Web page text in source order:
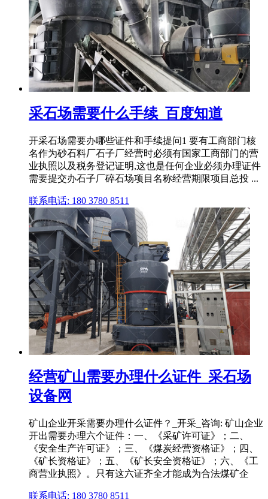
采石场需要什么手续_百度知道
开采石场需要办哪些证件和手续提问1 要有工商部门核
名作为砂石料厂石子厂经营时必须有国家工商部门的营
业执照以及税务登记证明,这也是任何企业必须办理证件
需要提交办石子厂碎石场项目名称经营期限项目总投 ...
联系电话: 180 3780 8511
经营矿山需要办理什么证件_采石场
设备网
矿山企业开采需要办理什么证件？_开采_咨询: 矿山企业
开出需要办理六个证件：一、《采矿许可证》；二、
《安全生产许可证》；三、《煤炭经营资格证》；四、
《矿长资格证》；五、《矿长安全资格证》；六、《工
商营业执照》。只有这六证齐全才能成为合法煤矿企
联系电话: 180 3780 8511